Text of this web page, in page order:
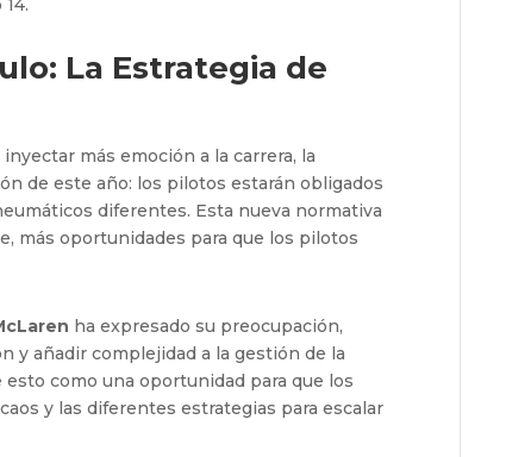
La Estrategia de
más emoción a la carrera, la
de este año: los pilotos estarán obligados
diferentes. Esta nueva normativa
más oportunidades para que los pilotos
ha expresado su preocupación,
y añadir complejidad a la gestión de la
esto como una oportunidad para que los
y las diferentes estrategias para escalar